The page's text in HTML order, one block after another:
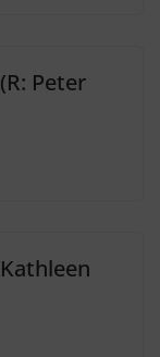
Peter